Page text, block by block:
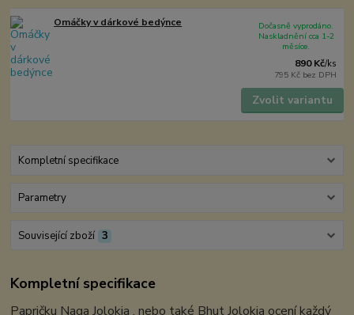
Omáčky v dárkové bedýnce
890 Kč/ks
795 Kč bez DPH
Dočasně vyprodáno.
Naskladnění cca 1-2
měsíce.
Zvolit variantu
Kompletní specifikace
Parametry
Související zboží 3
Kompletní specifikace
Papričku Naga Jolokia , nebo také Bhut Jolokia ocení každý